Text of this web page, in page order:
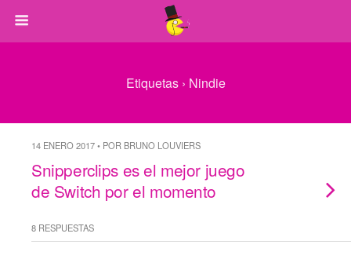
Etiquetas › Nindie
14 ENERO 2017 • POR BRUNO LOUVIERS
Snipperclips es el mejor juego
de Switch por el momento
8 RESPUESTAS